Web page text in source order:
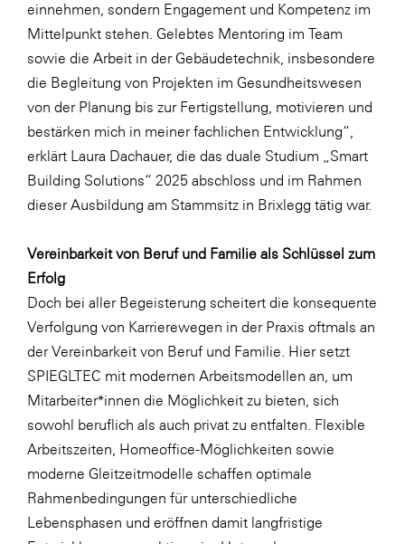
VALETTA
Verband Druck Medien Österreich
Wirtschaftskammer Salzburg
WKS Fachgruppe Fahrzeughandel und
Fahrzeugtechnik
WKS Fachgruppe Finanzdienstleister
WK UBIT
Media
einnehmen, sondern Engagement und Kompetenz im
Mittelpunkt stehen. Gelebtes Mentoring im Team
sowie die Arbeit in der Gebäudetechnik, insbesondere
die Begleitung von Projekten im Gesundheitswesen
von der Planung bis zur Fertigstellung, motivieren und
bestärken mich in meiner fachlichen Entwicklung“,
erklärt Laura Dachauer, die das duale Studium „Smart
Building Solutions“ 2025 abschloss und im Rahmen
dieser Ausbildung am Stammsitz in Brixlegg tätig war.
Vereinbarkeit von Beruf und Familie als Schlüssel zum
Erfolg
Doch bei aller Begeisterung scheitert die konsequente
Verfolgung von Karrierewegen in der Praxis oftmals an
der Vereinbarkeit von Beruf und Familie. Hier setzt
SPIEGLTEC mit modernen Arbeitsmodellen an, um
Mitarbeiter*innen die Möglichkeit zu bieten, sich
sowohl beruflich als auch privat zu entfalten. Flexible
Arbeitszeiten, Homeoffice-Möglichkeiten sowie
moderne Gleitzeitmodelle schaffen optimale
Rahmenbedingungen für unterschiedliche
Lebensphasen und eröffnen damit langfristige